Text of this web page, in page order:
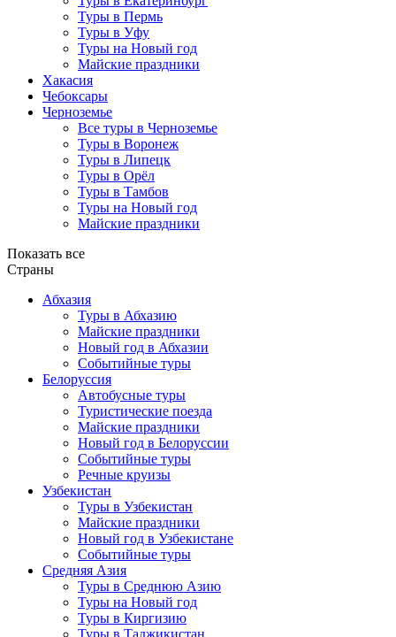
Туры в Пермь
Туры в Уфу
Туры на Новый год
Майские праздники
Хакасия
Чебоксары
Черноземье
Все туры в Черноземье
Туры в Воронеж
Туры в Липецк
Туры в Орёл
Туры в Тамбов
Туры на Новый год
Майские праздники
Показать все
Страны
Абхазия
Туры в Абхазию
Майские праздники
Новый год в Абхазии
Событийные туры
Белоруссия
Автобусные туры
Туристические поезда
Майские праздники
Новый год в Белоруссии
Событийные туры
Речные круизы
Узбекистан
Туры в Узбекистан
Майские праздники
Новый год в Узбекистане
Событийные туры
Средняя Азия
Туры в Среднюю Азию
Туры на Новый год
Туры в Киргизию
Туры в Таджикистан